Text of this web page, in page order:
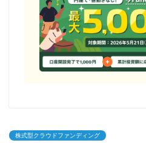
株式型クラウドファンディング